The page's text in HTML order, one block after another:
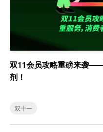
双11会员攻略重磅来袭
剂！
双十一